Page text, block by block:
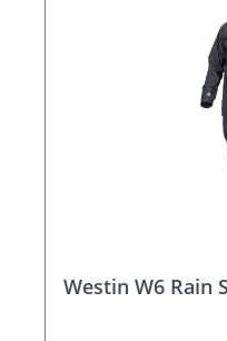
Westin W6 Rain